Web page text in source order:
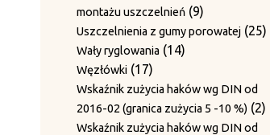
montażu uszczelnień
99
produktów
Uszczelnienia z gumy porowatej 2525
Wały ryglowania 1414
Węzłówki 1717
produktów
Wskaźnik zużycia haków wg DIN od
2016-02 (granica zużycia 5 -10 %)
22
Wskaźnik zużycia haków wg DIN od